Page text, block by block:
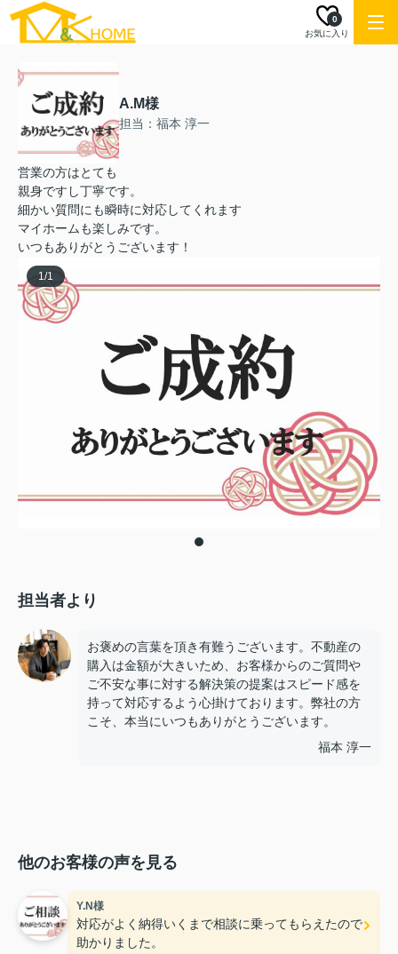
お気に入り
0
A.M様
担当：福本 淳一
営業の方はとても
親身ですし丁寧です。
細かい質問にも瞬時に対応してくれます
マイホームも楽しみです。
いつもありがとうございます！
1/1
担当者より
お褒めの言葉を頂き有難うございます。不動産の
購入は金額が大きいため、お客様からのご質問や
ご不安な事に対する解決策の提案はスピード感を
持って対応するよう心掛けております。弊社の方
こそ、本当にいつもありがとうございます。
福本 淳一
他のお客様の声を見る
Y.N様
対応がよく納得いくまで相談に乗ってもらえたので
助かりました。